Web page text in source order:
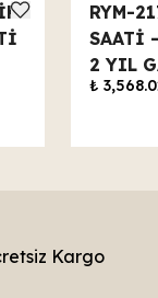
RYM-
SAATİ
2 YIL
₺
Kargo